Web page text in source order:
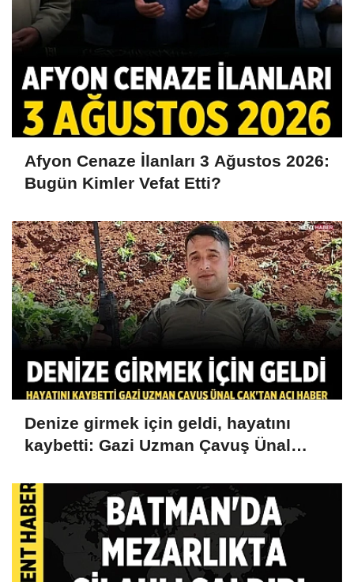
Afyon Cenaze İlanları 3 Ağustos 2026:
Bugün Kimler Vefat Etti?
Denize girmek için geldi, hayatını
kaybetti: Gazi Uzman Çavuş Ünal